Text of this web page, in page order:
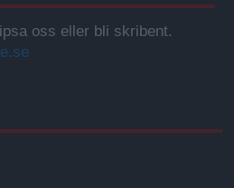
oss eller bli skribent.